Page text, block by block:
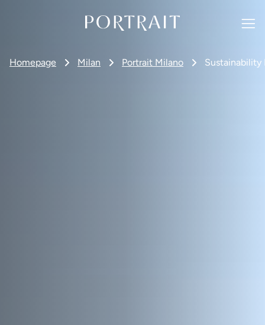
Homepage Milan Portrait Milano Sustainability